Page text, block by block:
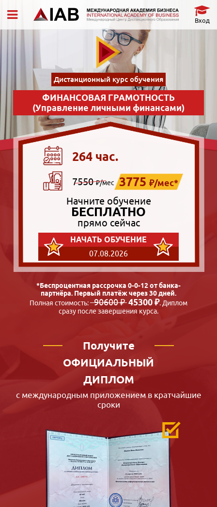
Вход
Дистанционный курс обучения
ФИНАНСОВАЯ ГРАМОТНОСТЬ
(Управление личными финансами)
264 час.
7550₽/мес 3775 ₽/мес*
Начните обучение
БЕСПЛАТНО
прямо сейчас
НАЧАТЬ ОБУЧЕНИЕ
07.08.2026
*Беспроцентная рассрочка 0-0-12 от банка-
партнёра. Первый платёж через 30 дней.
Полная стоимость:90600 ₽45300 ₽. Диплом
сразу после завершения курса.
Получите
ОФИЦИАЛЬНЫЙ
ДИПЛОМ
с международным приложением в кратчайшие
сроки